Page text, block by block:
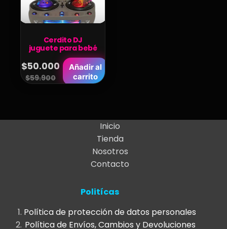
Cerdito DJ
juguete para bebé
$59.900
Original
$59.900.
$50.000
Current
$50.000.
Añadir al
carrito
Inicio
Tienda
Nosotros
Contacto
Politícas
Política de protección de datos personales
Política de Envíos, Cambios y Devoluciones